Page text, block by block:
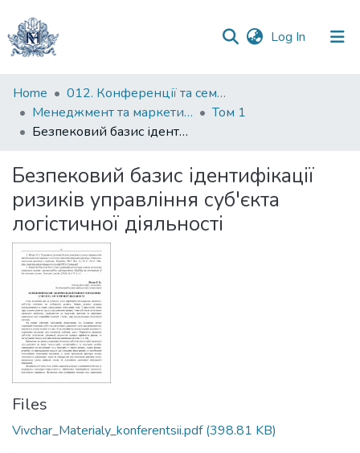
Log In (current)
Communities
&
Collections
Statistics
Home
012. Конференції та семінари НаУКМА
Менеджмент та маркетинг як фактори розвитку бізнесу : матеріали ІV Міжнародної науково-практичної конференції 15-17 квітня 2026 р.
Том 1
Безпековий базис ідентифікації ризиків управління суб'єкта логістичної діяльності
Безпековий базис ідентифікації
ризиків управління суб'єкта
логістичної діяльності
Files
Vivchar_Materialy_konferentsii.pdf(398.81 KB)